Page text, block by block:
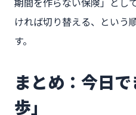
ければ切り替える、という
す。
まとめ：今日
歩」